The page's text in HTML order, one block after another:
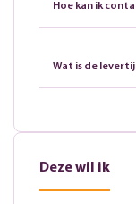
Hoe kan ik
Wat is de
Deze wil ik